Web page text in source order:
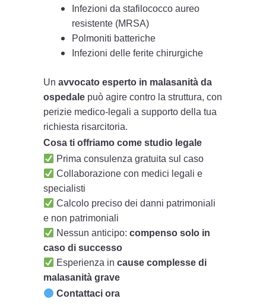
Infezioni da stafilococco aureo
resistente (MRSA)
Polmoniti batteriche
Infezioni delle ferite chirurgiche
Unavvocato esperto in malasanità da
ospedale può agire contro la struttura, con
perizie medico-legali a supporto della tua
richiesta risarcitoria.
Cosa ti offriamo come studio legale
Prima consulenza gratuita sul caso
Collaborazione con medici legali e
specialisti
Calcolo preciso dei danni patrimoniali
e non patrimoniali
Nessun anticipo:compenso solo in
caso di successo
Esperienza incause complesse di
malasanità grave
Contattaci ora